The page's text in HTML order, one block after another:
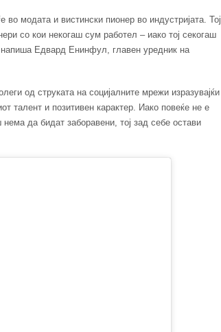
модата и вистински пионер во индустријата. Тој
со кои некогаш сум работел – иако тој секогаш
напиша Едвард Енинфул, главен уредник на
од струката на социјалните мрежи изразувајќи
талент и позитивен карактер. Иако повеќе не е
да бидат заборавени, тој зад себе остави